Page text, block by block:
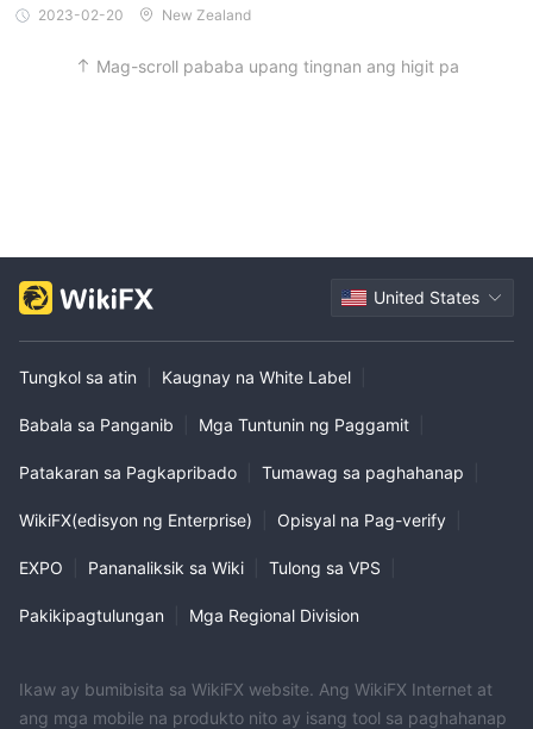
2023-02-20 New Zealand
Mag-scroll pababa upang tingnan ang higit pa
United States
Tungkol sa atin Kaugnay na White Label
Babala sa Panganib Mga Tuntunin ng Paggamit
Patakaran sa Pagkapribado Tumawag sa paghahanap
WikiFX(edisyon ng Enterprise) Opisyal na Pag-verify
EXPO Pananaliksik sa Wiki Tulong sa VPS
Pakikipagtulungan Mga Regional Division
Ikaw ay bumibisita sa WikiFX website. Ang WikiFX Internet at
ang mga mobile na produkto nito ay isang tool sa paghahanap